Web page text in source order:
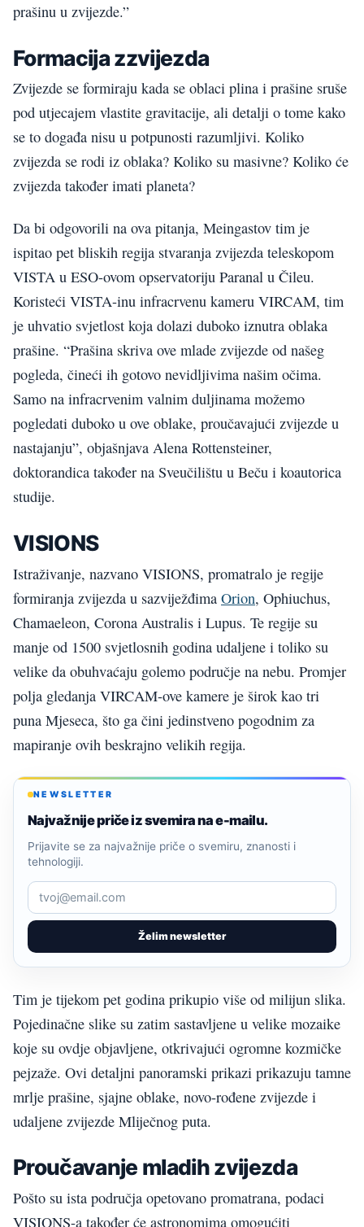
prašinu u zvijezde.”
Formacija zzvijezda
Zvijezde se formiraju kada se oblaci plina i prašine sruše
pod utjecajem vlastite gravitacije, ali detalji o tome kako
se to događa nisu u potpunosti razumljivi. Koliko
zvijezda se rodi iz oblaka? Koliko su masivne? Koliko će
zvijezda također imati planeta?
Da bi odgovorili na ova pitanja, Meingastov tim je
ispitao pet bliskih regija stvaranja zvijezda teleskopom
VISTA u ESO-ovom opservatoriju Paranal u Čileu.
Koristeći VISTA-inu infracrvenu kameru VIRCAM, tim
je uhvatio svjetlost koja dolazi duboko iznutra oblaka
prašine. “Prašina skriva ove mlade zvijezde od našeg
pogleda, čineći ih gotovo nevidljivima našim očima.
Samo na infracrvenim valnim duljinama možemo
pogledati duboko u ove oblake, proučavajući zvijezde u
nastajanju”, objašnjava Alena Rottensteiner,
doktorandica također na Sveučilištu u Beču i koautorica
studije.
VISIONS
Istraživanje, nazvano VISIONS, promatralo je regije
formiranja zvijezda u sazviježđima Orion, Ophiuchus,
Chamaeleon, Corona Australis i Lupus. Te regije su
manje od 1500 svjetlosnih godina udaljene i toliko su
velike da obuhvaćaju golemo područje na nebu. Promjer
polja gledanja VIRCAM-ove kamere je širok kao tri
puna Mjeseca, što ga čini jedinstveno pogodnim za
mapiranje ovih beskrajno velikih regija.
NEWSLETTER
Najvažnije priče iz svemira na e-mailu.
Želim newsletter
Prijavite se za najvažnije priče o svemiru, znanosti i
tehnologiji.
Tim je tijekom pet godina prikupio više od milijun slika.
Pojedinačne slike su zatim sastavljene u velike mozaike
koje su ovdje objavljene, otkrivajući ogromne kozmičke
pejzaže. Ovi detaljni panoramski prikazi prikazuju tamne
mrlje prašine, sjajne oblake, novo-rođene zvijezde i
udaljene zvijezde Mliječnog puta.
Proučavanje mladih zvijezda
Pošto su ista područja opetovano promatrana, podaci
VISIONS-a također će astronomima omogućiti